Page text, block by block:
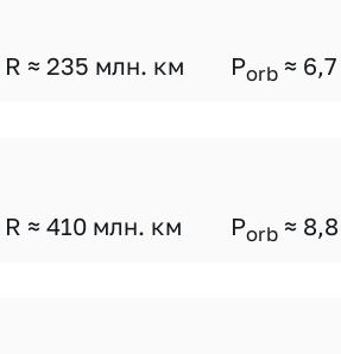
R ≈ 235 млн. км Porb ≈ 6,7
R ≈ 410 млн. км Porb ≈ 8,8